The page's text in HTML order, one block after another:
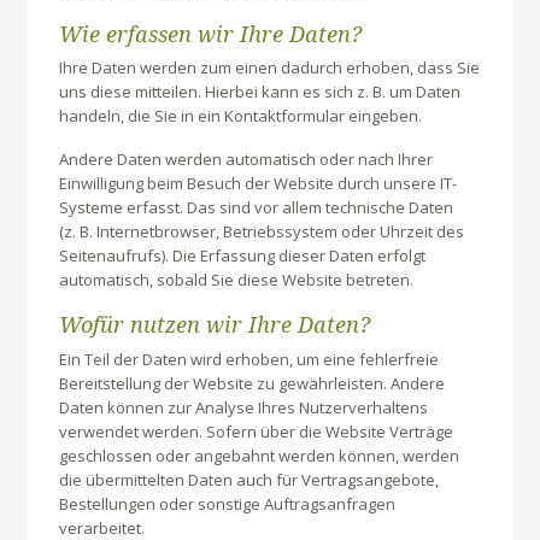
Wie erfassen wir Ihre Daten?
Ihre Daten werden zum einen dadurch erhoben, dass Sie
uns diese mitteilen. Hierbei kann es sich z. B. um Daten
handeln, die Sie in ein Kontaktformular eingeben.
Andere Daten werden automatisch oder nach Ihrer
Einwilligung beim Besuch der Website durch unsere IT-
Systeme erfasst. Das sind vor allem technische Daten
(z. B. Internetbrowser, Betriebssystem oder Uhrzeit des
Seitenaufrufs). Die Erfassung dieser Daten erfolgt
automatisch, sobald Sie diese Website betreten.
Wofür nutzen wir Ihre Daten?
Ein Teil der Daten wird erhoben, um eine fehlerfreie
Bereitstellung der Website zu gewährleisten. Andere
Daten können zur Analyse Ihres Nutzerverhaltens
verwendet werden. Sofern über die Website Verträge
geschlossen oder angebahnt werden können, werden
die übermittelten Daten auch für Vertragsangebote,
Bestellungen oder sonstige Auftragsanfragen
verarbeitet.